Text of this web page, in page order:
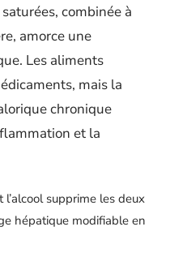
combinée à
amorce une
Les aliments
mais la
chronique
et la
l’alcool supprime les deux
hépatique modifiable en